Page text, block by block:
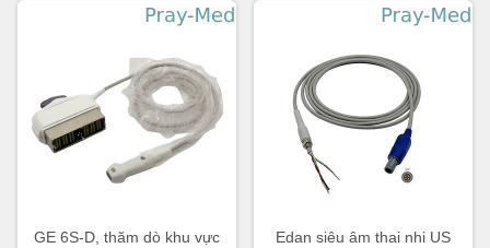
GE 6S-D, thăm dò khu vực
Edan siêu âm thai nhi US